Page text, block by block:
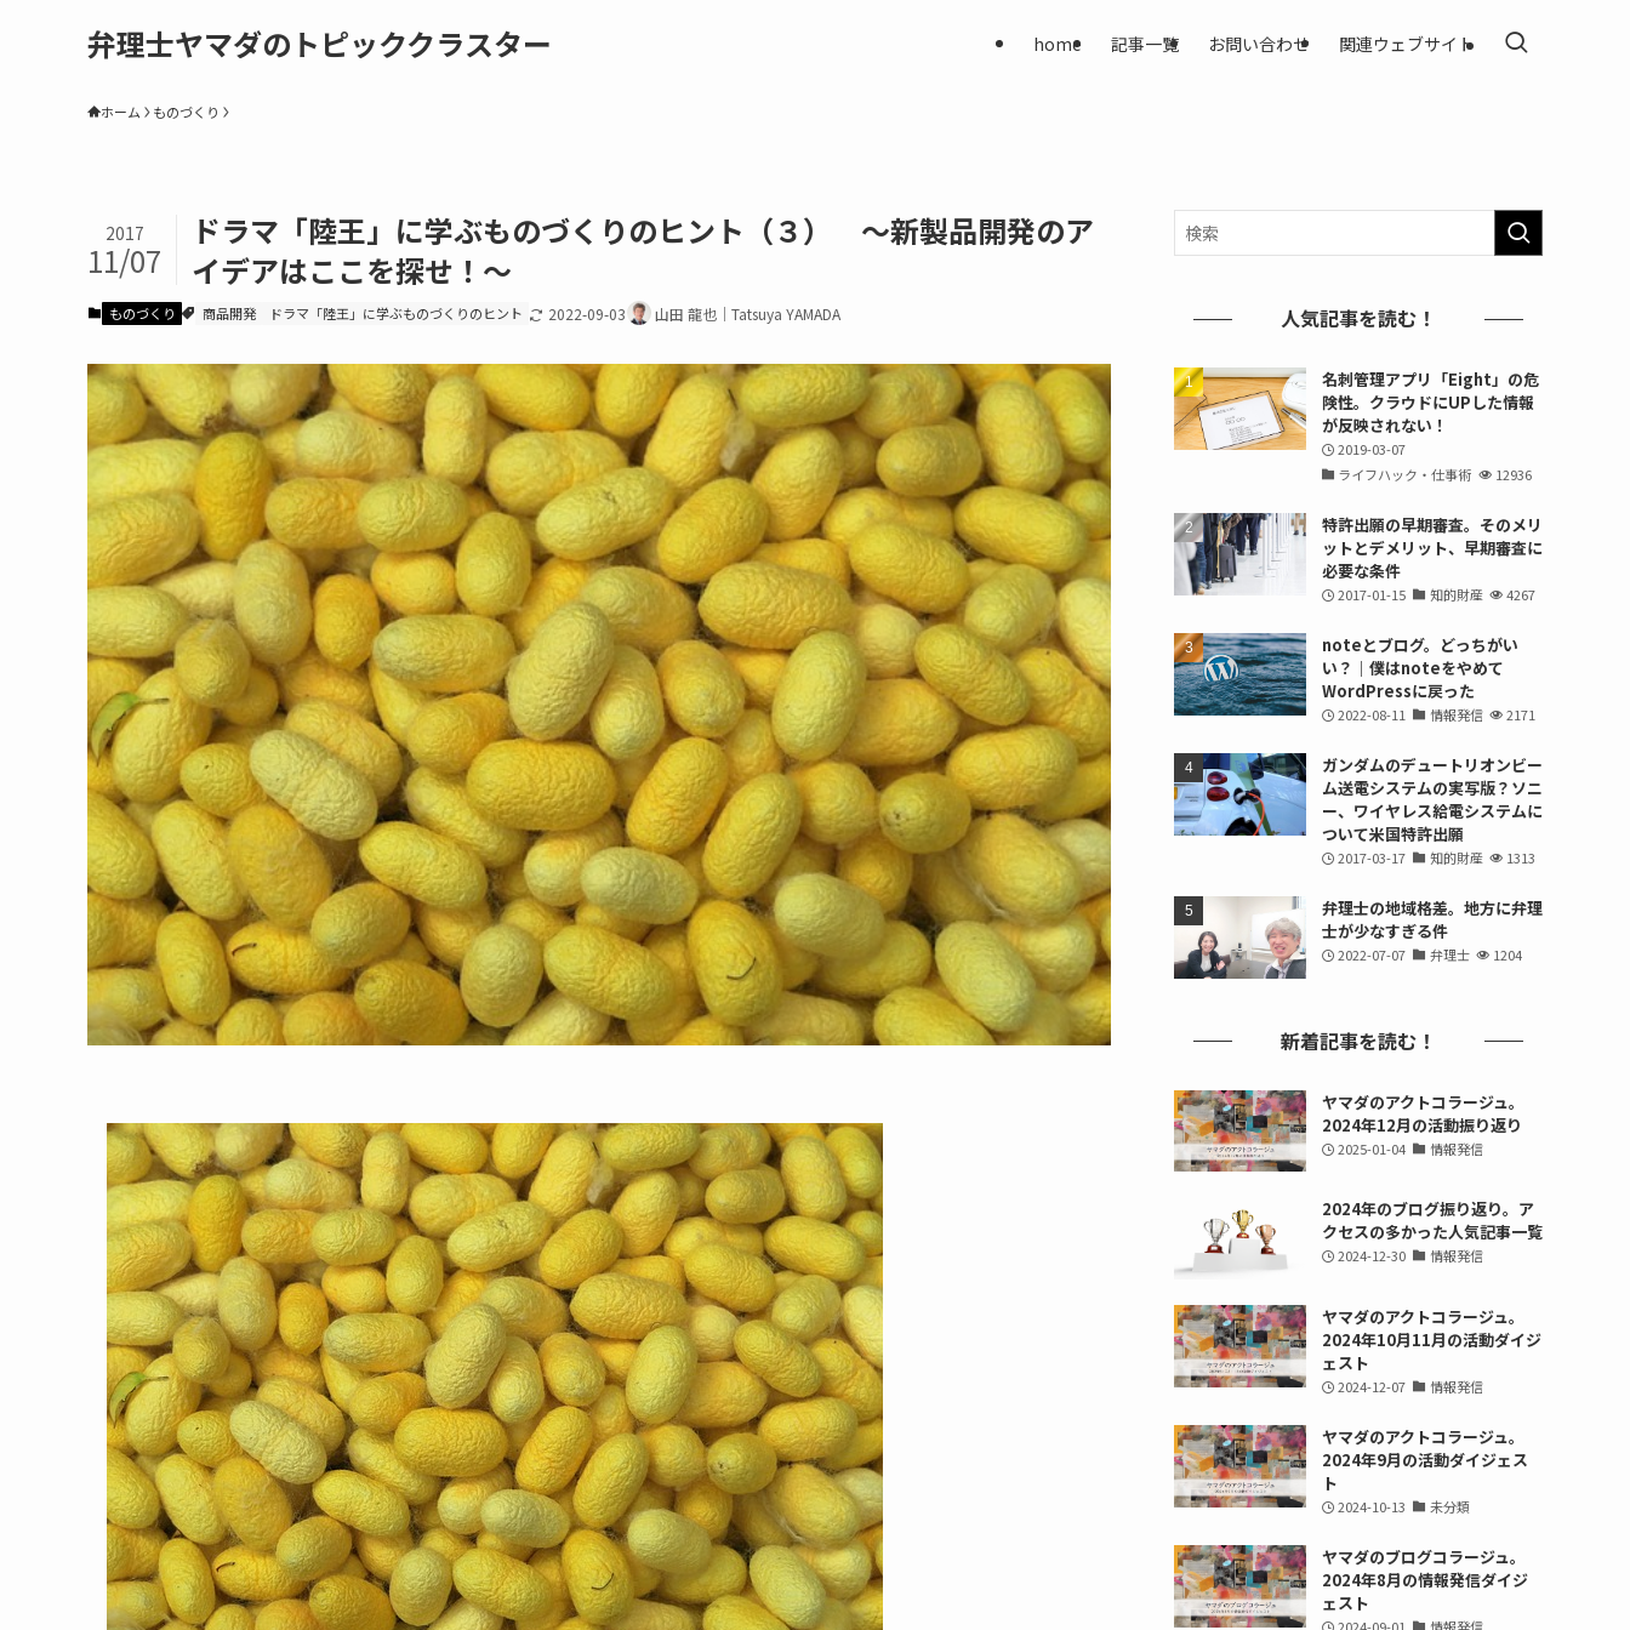
弁理士ヤマダのトピッククラスター home 記事一覧 お問い合わせ 関連ウェブサイト
ホーム ものづくり
ドラマ「陸王」に学ぶものづくりのヒント（３） ～新製品開発のア
イデアはここを探せ！～
2017
11/07
ものづくり 商品開発 ドラマ「陸王」に学ぶものづくりのヒント 2022-09-03 山田 龍也｜Tatsuya YAMADA 人気記事を読む！
名刺管理アプリ「Eight」の危
険性。クラウドにUPした情報
が反映されない！
2019-03-07
ライフハック・仕事術
12936
特許出願の早期審査。そのメリ
ットとデメリット、早期審査に
必要な条件
2017-01-15 知的財産 4267
noteとブログ。どっちがい
い？｜僕はnoteをやめて
WordPressに戻った
2022-08-11 情報発信 2171
ガンダムのデュートリオンビー
ム送電システムの実写版？ソニ
ー、ワイヤレス給電システムに
ついて米国特許出願
2017-03-17 知的財産 1313
弁理士の地域格差。地方に弁理
士が少なすぎる件
2022-07-07 弁理士 1204
新着記事を読む！
ヤマダのアクトコラージュ。
2024年12月の活動振り返り
2025-01-04 情報発信
2024年のブログ振り返り。ア
クセスの多かった人気記事一覧
2024-12-30 情報発信
ヤマダのアクトコラージュ。
2024年10月11月の活動ダイジ
ェスト
2024-12-07 情報発信
ヤマダのアクトコラージュ。
2024年9月の活動ダイジェス
ト
2024-10-13 未分類
ヤマダのブログコラージュ。
2024年8月の情報発信ダイジ
ェスト